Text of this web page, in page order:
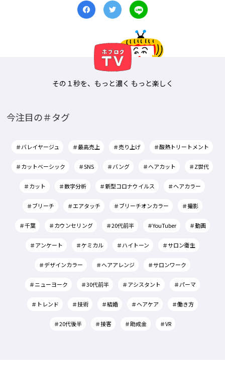
その１秒を、もっと濃く もっと楽しく
今注目の＃タグ
＃バレイヤージュ ＃最高売上 ＃売り上げ ＃酸熱トリートメント
＃カットベーシック ＃SNS ＃バング ＃ヘアカット ＃Z世代
＃カット ＃数字分析 ＃新型コロナウイルス ＃ヘアカラー
＃ブリーチ ＃エアタッチ ＃ブリーチオンカラー ＃撮影
＃千葉 ＃カウンセリング ＃20代前半 ＃YouTuber ＃動画
＃アンケート ＃ケミカル ＃ハイトーン ＃サロン衛生
＃デザインカラー ＃ヘアアレンジ ＃サロンワーク
＃ニューヨーク ＃30代前半 ＃アシスタント ＃パーマ
＃トレンド ＃技術 ＃結婚 ＃ヘアケア ＃働き方
＃20代後半 ＃接客 ＃助成金 ＃VR